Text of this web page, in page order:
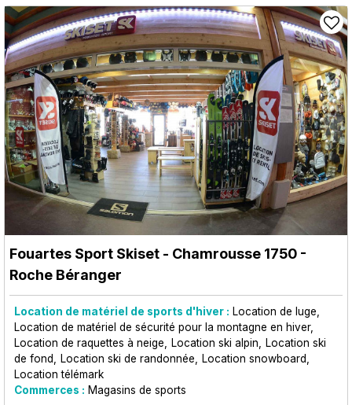
Fouartes Sport Skiset - Chamrousse 1750 -
Roche Béranger
Location de matériel de sports d'hiver : Location de luge
Location de matériel de sécurité pour la montagne en hiver
Location de raquettes à neige
Location ski alpin
Location ski
de fond
Location ski de randonnée
Location snowboard
Location télémark
Commerces : Magasins de sports